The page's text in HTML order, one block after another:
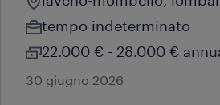
tempo indeterminato
22.000 € - 28.000 €
30 giugno 2026